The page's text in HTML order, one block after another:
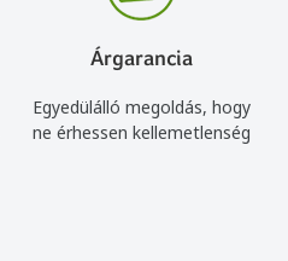
Árgarancia
Egyedülálló megoldás, hogy
ne érhessen kellemetlenség